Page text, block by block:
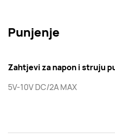
Punjenje
Zahtjevi za napon i struju
5V-10V DC/2A MAX